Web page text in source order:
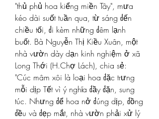
"thủ phủ hoa kiểng miền Tây", mưa
kéo dài suốt tuần qua, từ sáng đến
chiều tối, đi kèm những đêm lạnh
buốt. Bà Nguyễn Thị Kiều Xuân, một
nhà vườn dày dạn kinh nghiệm ở xã
Long Thới (H.Chợ Lách), chia sẻ:
"Cúc mâm xôi là loại hoa đặc trưng
mỗi dịp Tết vì ý nghĩa đầy đặn, sung
túc. Nhưng để hoa nở đúng dịp, đồng
đều và đẹp mắt, nhà vườn phải xử lý